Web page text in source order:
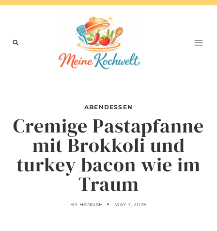
Skip
ABENDESSEN
Cremige Pastapfanne
mit Brokkoli und
turkey bacon wie im
Traum
BY HANNAH MAY 7, 2026